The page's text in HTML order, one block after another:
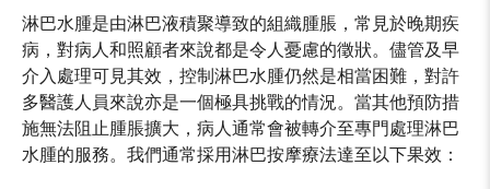
淋巴水腫是由淋巴液積聚導致的組織腫脹，常見於晚期疾
病，對病人和照顧者來說都是令人憂慮的徵狀。儘管及早
介入處理可見其效，控制淋巴水腫仍然是相當困難，對許
多醫護人員來說亦是一個極具挑戰的情況。當其他預防措
施無法阻止腫脹擴大，病人通常會被轉介至專門處理淋巴
水腫的服務。我們通常採用淋巴按摩療法達至以下果效：